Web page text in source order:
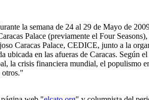
la semana de 24 al 29 de Mayo de
Palace (previamente el Four
Caracas Palace, CEDICE, junto a la
en las afueras de Caracas. Según
la crisis financiera mundial, el populismo
otros."